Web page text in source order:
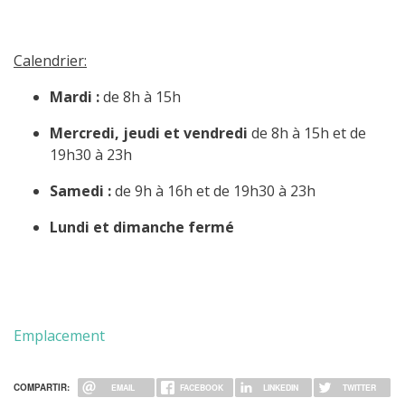
Calendrier:
Mardi :de 8h à 15h
Mercredi, jeudi et vendredi de 8h à 15h et de
19h30 à 23h
Samedi :de 9h à 16h et de 19h30 à 23h
Lundi et dimanche fermé
Emplacement
COMPARTIR: EMAIL FACEBOOK LINKEDIN TWITTER